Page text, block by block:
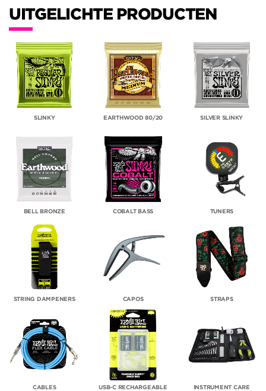
UITGELICHTE PRODUCTEN
SLINKY EARTHWOOD 80/20 SILVER SLINKY
BELL BRONZE COBALT BASS TUNERS
STRING DAMPENERS CAPOS STRAPS
CABLES
USB-C RECHARGEABLE
INSTRUMENT CARE